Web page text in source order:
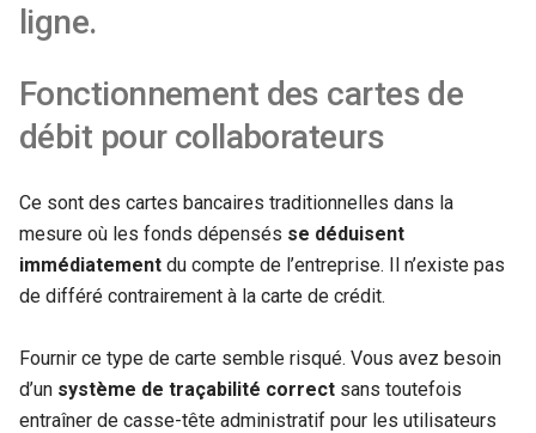
ligne.
Fonctionnement des cartes de
débit pour collaborateurs
Ce sont des cartes bancaires traditionnelles dans la
mesure où les fonds dépensés se déduisent
immédiatement du compte de l’entreprise. Il n’existe pas
de différé contrairement à la carte de crédit.
Fournir ce type de carte semble risqué. Vous avez besoin
d’un système de traçabilité correct sans toutefois
entraîner de casse-tête administratif pour les utilisateurs